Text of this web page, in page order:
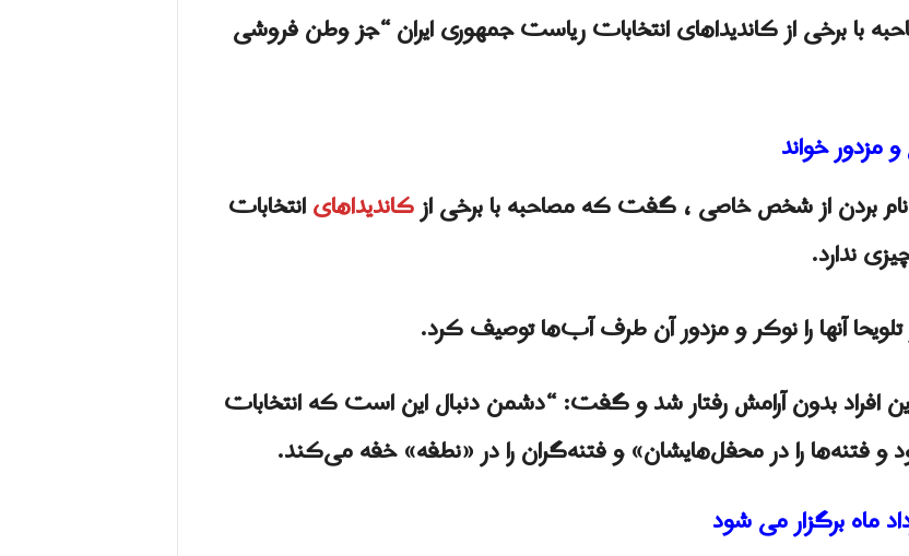
برخی از کاندیداهای انتخابات ریاست جمهوری ایران “جز وطن فروشی
مزدور خواند
نام بردن از شخص خاصی ، گفت که مصاحبه با برخی ازکاندیداهایانتخابات
ندارد.
آنها را نوکر و مزدور آن طرف آب‌ها توصیف کرد.
افراد بدون آرامش رفتار شد و گفت: “دشمن دنبال این است که انتخابات
و فتنه‌ها را در محفل‌هایشان» و فتنه‌گران را در «نطفه» خفه می‌کند.